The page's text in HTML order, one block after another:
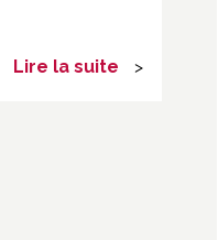
Lire la suite >